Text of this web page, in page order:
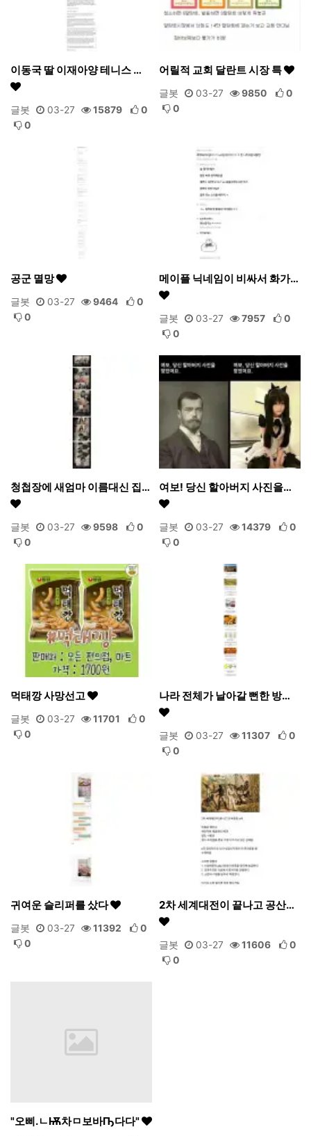
이동국 딸 이재아양 테니스 …
글봇 03-27 15879
0
0
어릴적 교회 달란트 시장 특
글봇 03-27 9850
0
0
공군 멸망
글봇 03-27 9464
0
0
메이플 닉네임이 비싸서 화가…
글봇 03-27 7957
0
0
청첩장에 새엄마 이름대신 집…
글봇 03-27 9598
0
0
여보! 당신 할아버지 사진을…
글봇 03-27 14379
0
0
먹태깡 사망선고
글봇 03-27 11701
0
0
나라 전체가 날아갈 뻔한 방…
글봇 03-27 11307
0
0
귀여운 슬리퍼를 샀다
글봇 03-27 11392
0
0
2차 세계대전이 끝나고 공산…
글봇 03-27 11606
0
0
"오삐.ㄴѬ차ㅁ보바Ҧ다다"